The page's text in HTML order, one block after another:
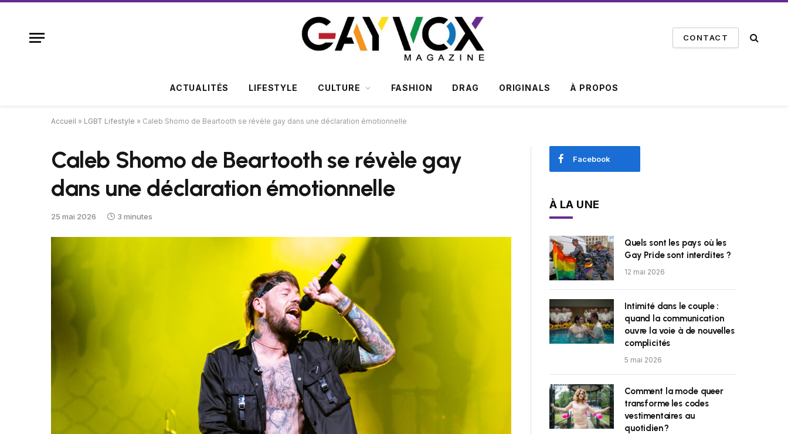
CONTACT
ACTUALITÉS LIFESTYLE CULTURE FASHION DRAG ORIGINALS À PROPOS
Accueil » LGBT Lifestyle » Caleb Shomo de Beartooth se révèle gay dans une déclaration émotionnelle
Caleb Shomo de Beartooth se révèle gay
dans une déclaration émotionnelle
25 mai 2026 3 minutes
Facebook
À LA UNE
Quels sont les pays où les
Gay Pride sont interdites ?
12 mai 2026
Intimité dans le couple :
quand la communication
ouvre la voie à de nouvelles
complicités
5 mai 2026
Comment la mode queer
transforme les codes
vestimentaires au
quotidien ?